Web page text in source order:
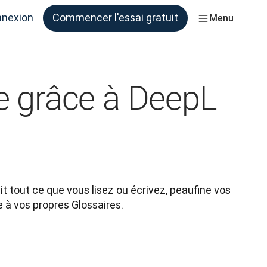
Commencer l'essai gratuit Menu
grâce à DeepL
tout ce que vous lisez ou écrivez, peaufine vos
vos propres Glossaires.